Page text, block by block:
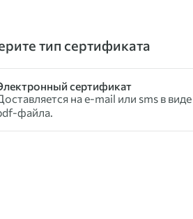
тип сертификата
сертификат
на e-mail или sms в виде
файла.